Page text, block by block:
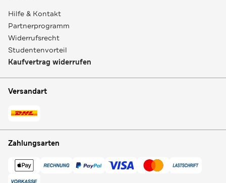
Hilfe & Kontakt
Partnerprogramm
Widerrufsrecht
Studentenvorteil
Kaufvertrag widerrufen
Versandart
Zahlungsarten